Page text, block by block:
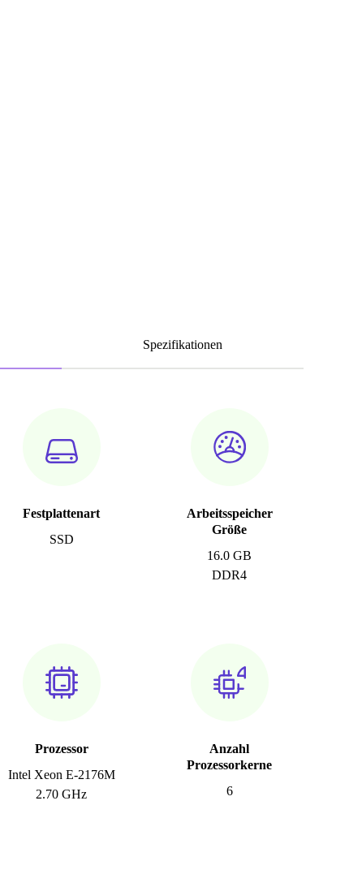
Spezifikationen
Festplattenart
SSD
Arbeitsspeicher
Größe
16.0 GB
DDR4
Prozessor
Intel Xeon E-2176M
2.70 GHz
Anzahl
Prozessorkerne
6